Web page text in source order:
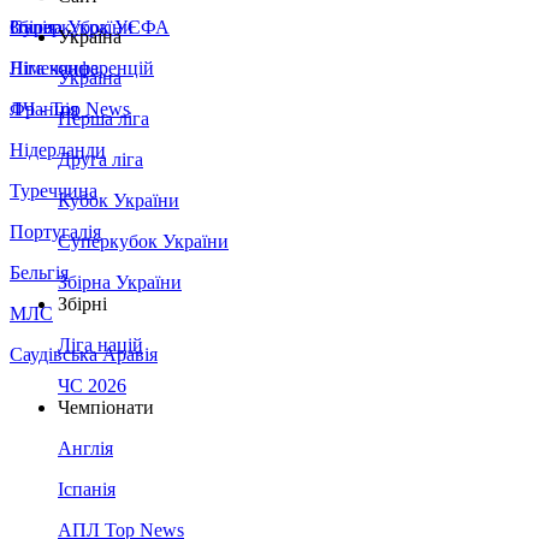
Збірна України
Італія
Німеччина
Франція
Нідерланди
Туреччина
Португалія
Бельгія
МЛС
Саудівська Аравія
Суперкубок УЄФА
Ліга конференцій
ЛЧ - Top News
Україна
Україна
Перша ліга
Друга ліга
Кубок України
Суперкубок України
Збірна України
Збірні
Ліга націй
ЧС 2026
Чемпіонати
Англія
Іспанія
АПЛ Top News